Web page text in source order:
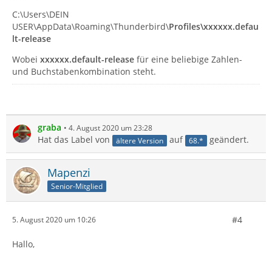
C:\Users\DEIN
USER\AppData\Roaming\Thunderbird\Profiles\xxxxxx.defau
lt-release
Wobei xxxxxx.default-release für eine beliebige Zahlen-
und Buchstabenkombination steht.
graba 4. August 2020 um 23:28
Hat das Label von ältere Version auf 68.* geändert.
Mapenzi
Senior-Mitglied
5. August 2020 um 10:26 #4
Hallo,